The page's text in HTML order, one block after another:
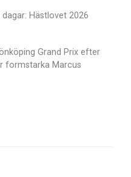
Hästlovet 2026
Grand Prix efter
formstarka Marcus